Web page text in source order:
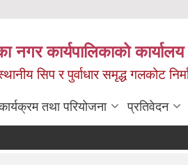
नगर कार्यपालिकाको
सिप र पुर्वाधार समृद्ध गलकोट
तथा परियोजना प्रतिवेदन